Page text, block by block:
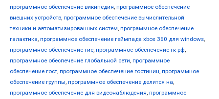
программное обеспечение википедия, программное обеспечение
внешних устройств, программное обеспечение вычислительной
техники и автоматизированных систем, программное обеспечение
галактика, программное обеспечение геймпада xbox 360 для windows,
программное обеспечение гис, программное обеспечение гк рф,
программное обеспечение глобальной сети, программное
обеспечение гост, программное обеспечение гостиниц, программное
обеспечение группы, программное обеспечение делится на,
программное обеспечение для видеонаблюдения, программное